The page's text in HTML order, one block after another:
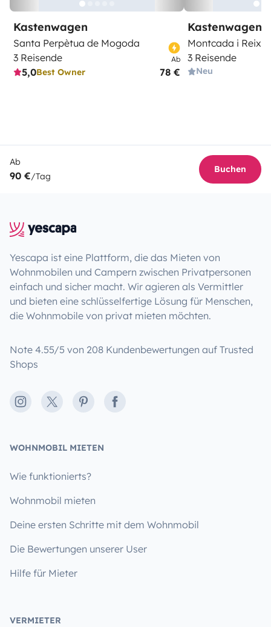
Kastenwagen
Santa Perpètua de Mogoda
3 Reisende
5,0Best Owner
Ab
78 €
Kastenwagen
Montcada i
3 Reisende
Neu
Ab
90 €/Tag
Buchen
Yescapa ist eine Plattform, die das Mieten von
Wohnmobilen und Campern zwischen Privatpersonen
einfach und sicher macht. Wir agieren als Vermittler
und bieten eine schlüsselfertige Lösung für Menschen,
die Wohnmobile von privat mieten möchten.
Note 4.55/5 von 208 Kundenbewertungen auf Trusted
Shops
Instagram
X PinterestFacebook
WOHNMOBIL MIETEN
Wie funktionierts?
Wohnmobil mieten
Deine ersten Schritte mit dem Wohnmobil
Die Bewertungen unserer User
Hilfe für Mieter
VERMIETER